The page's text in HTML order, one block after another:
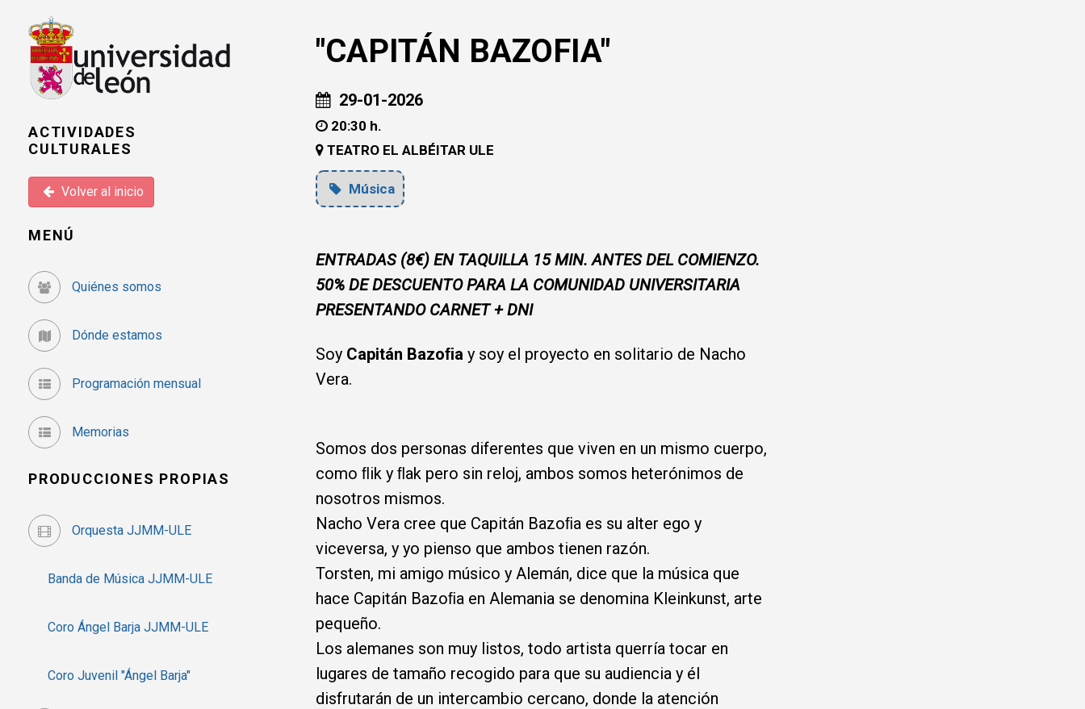
ACTIVIDADES
CULTURALES
Volver al inicio
MENÚ
Quiénes somos
Dónde estamos
Programación mensual
Memorias
PRODUCCIONES PROPIAS
Orquesta JJMM-ULE
Banda de Música JJMM-ULE
Coro Ángel Barja JJMM-ULE
Coro Juvenil "Ángel Barja"
"CAPITÁN BAZOFIA"
29-01-2026
20:30 h.
TEATRO EL ALBÉITAR ULE
Música
ENTRADAS (8€) EN TAQUILLA 15 MIN. ANTES DEL COMIENZO.
50% DE DESCUENTO PARA LA COMUNIDAD UNIVERSITARIA
PRESENTANDO CARNET + DNI
Soy Capitán Bazoﬁa y soy el proyecto en solitario de Nacho
Vera.
Somos dos personas diferentes que viven en un mismo cuerpo,
como ﬂik y ﬂak pero sin reloj, ambos somos heterónimos de
nosotros mismos.
Nacho Vera cree que Capitán Bazoﬁa es su alter ego y
viceversa, y yo pienso que ambos tienen razón.
Torsten, mi amigo músico y Alemán, dice que la música que
hace Capitán Bazoﬁa en Alemania se denomina Kleinkunst, arte
pequeño.
Los alemanes son muy listos, todo artista querría tocar en
lugares de tamaño recogido para que su audiencia y él
disfrutarán de un intercambio cercano, donde la atención